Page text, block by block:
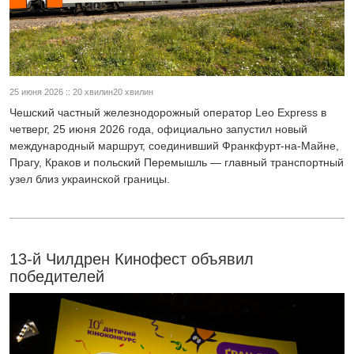
25 июня 2026 :: 20 хвилин20 хвилин
Чешский частный железнодорожный оператор Leo Express в
четверг, 25 июня 2026 года, официально запустил новый
международный маршрут, соединивший Франкфурт-на-Майне,
Прагу, Краков и польский Перемышль — главный транспортный
узел близ украинской границы.
13-й Чилдрен Кинофест объявил
победителей